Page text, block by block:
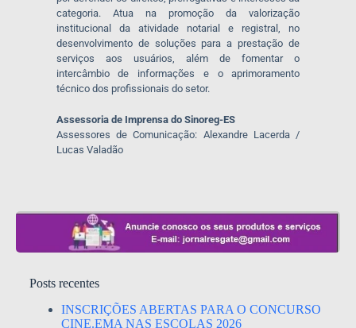
categoria. Atua na promoção da valorização
institucional da atividade notarial e registral, no
desenvolvimento de soluções para a prestação de
serviços aos usuários, além de fomentar o
intercâmbio de informações e o aprimoramento
técnico dos profissionais do setor.
Assessoria de Imprensa do Sinoreg-ES
Assessores de Comunicação: Alexandre Lacerda /
Lucas Valadão
Posts recentes
INSCRIÇÕES ABERTAS PARA O CONCURSO
CINE.EMA NAS ESCOLAS 2026